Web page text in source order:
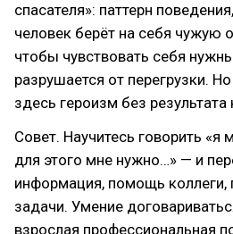
спасателя»: паттерн
человек берёт на себя чужую
чтобы чувствовать себя
разрушается от перегрузки.
здесь героизм без
Совет. Научитесь говорить «я
для этого мне нужно…» — и
информация, помощь коллеги,
задачи. Умение
взрослая профессиональная